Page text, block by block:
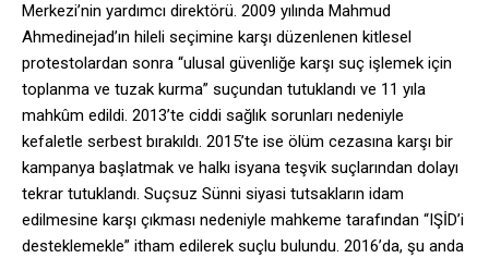
Merkezi’nin yardımcı direktörü. 2009 yılında Mahmud
Ahmedinejad’ın hileli seçimine karşı düzenlenen kitlesel
protestolardan sonra “ulusal güvenliğe karşı suç işlemek için
toplanma ve tuzak kurma” suçundan tutuklandı ve 11 yıla
mahkûm edildi. 2013’te ciddi sağlık sorunları nedeniyle
kefaletle serbest bırakıldı. 2015’te ise ölüm cezasına karşı bir
kampanya başlatmak ve halkı isyana teşvik suçlarından dolayı
tekrar tutuklandı. Suçsuz Sünni siyasi tutsakların idam
edilmesine karşı çıkması nedeniyle mahkeme tarafından “IŞİD’i
desteklemekle” itham edilerek suçlu bulundu. 2016’da, şu anda